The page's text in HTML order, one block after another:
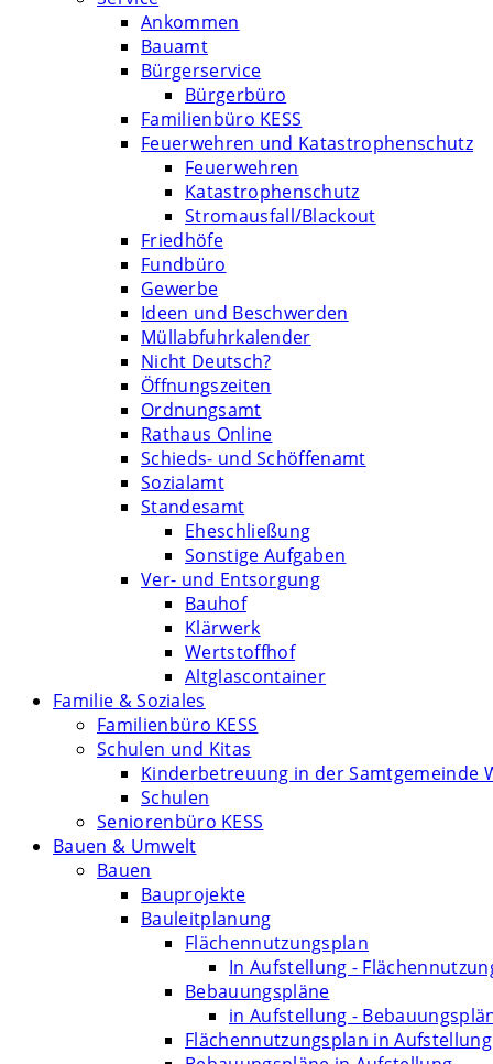
Ankommen
Bauamt
Bürgerservice
Bürgerbüro
Familienbüro KESS
Feuerwehren und Katastrophenschutz
Feuerwehren
Katastrophenschutz
Stromausfall/Blackout
Friedhöfe
Fundbüro
Gewerbe
Ideen und Beschwerden
Müllabfuhrkalender
Nicht Deutsch?
Öffnungszeiten
Ordnungsamt
Rathaus Online
Schieds- und Schöffenamt
Sozialamt
Standesamt
Eheschließung
Sonstige Aufgaben
Ver- und Entsorgung
Bauhof
Klärwerk
Wertstoffhof
Altglascontainer
Familie & Soziales
Familienbüro KESS
Schulen und Kitas
Kinderbetreuung in der Samtgemeinde
Schulen
Seniorenbüro KESS
Bauen & Umwelt
Bauen
Bauprojekte
Bauleitplanung
Flächennutzungsplan
In Aufstellung -
Bebauungspläne
in Aufstellung -
Flächennutzungsplan in Aufstellung